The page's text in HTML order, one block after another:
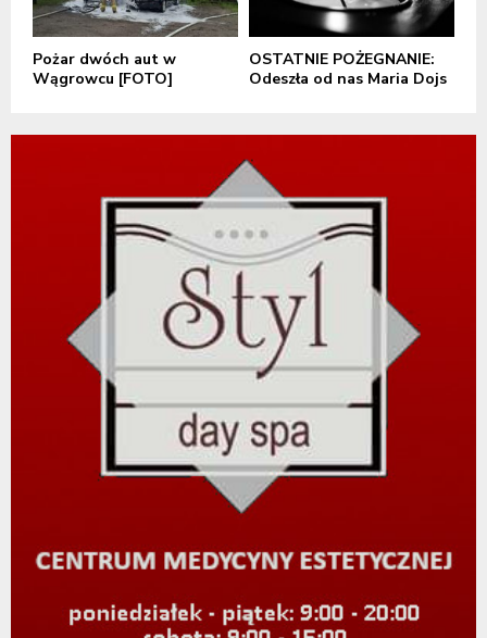
Pożar dwóch aut w
Wągrowcu [FOTO]
OSTATNIE POŻEGNANIE:
Odeszła od nas Maria Dojs